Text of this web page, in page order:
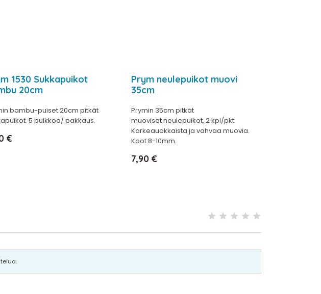
1530 Sukkapuikot
20cm
bambu-puiset 20cm pitkät
5 puikkoa/ pakkaus.
€
Prym neulepuikot muovi
35cm
Prymin 35cm pitkät
muoviset neulepuikot, 2 kpl/pkt.
Korkeauokkaista ja vahvaa muovia.
Koot 8-10mm.
Hinta
7,90 €